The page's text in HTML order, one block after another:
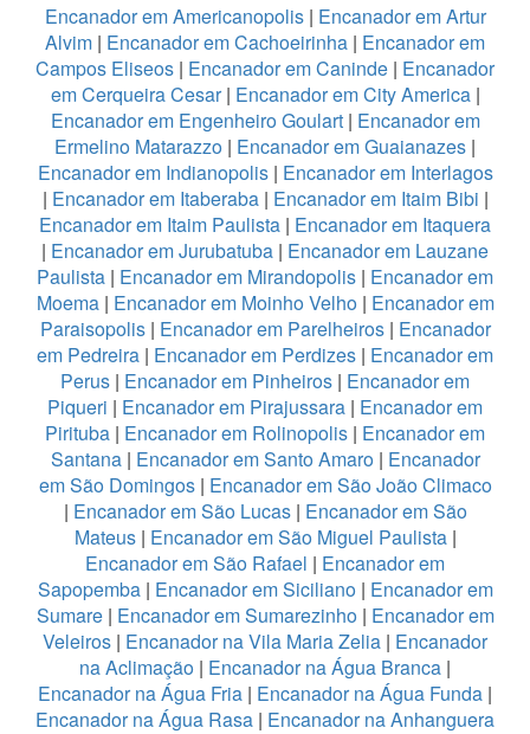
Encanador em Americanopolis | Encanador em Artur
Alvim | Encanador em Cachoeirinha | Encanador em
Campos Eliseos | Encanador em Caninde | Encanador
em Cerqueira Cesar| Encanador em City America |
Encanador em Engenheiro Goulart | Encanador em
Ermelino Matarazzo | Encanador em Guaianazes |
Encanador em Indianopolis| Encanador em Interlagos
| Encanador em Itaberaba| Encanador em Itaim Bibi |
Encanador em Itaim Paulista | Encanador em Itaquera
| Encanador em Jurubatuba | Encanador em Lauzane
Paulista | Encanador em Mirandopolis | Encanador em
Moema| Encanador em Moinho Velho | Encanador em
Paraisopolis| Encanador em Parelheiros| Encanador
em Pedreira | Encanador em Perdizes | Encanador em
Perus | Encanador em Pinheiros | Encanador em
Piqueri | Encanador em Pirajussara | Encanador em
Pirituba | Encanador em Rolinopolis | Encanador em
Santana| Encanador em Santo Amaro| Encanador
em São Domingos| Encanador em São João Climaco
| Encanador em São Lucas| Encanador em São
Mateus | Encanador em São Miguel Paulista|
Encanador em São Rafael | Encanador em
Sapopemba | Encanador em Siciliano| Encanador em
Sumare| Encanador em Sumarezinho| Encanador em
Veleiros | Encanador na Vila Maria Zelia | Encanador
na Aclimação | Encanador na Água Branca |
Encanador na Água Fria | Encanador na Água Funda |
Encanador na Água Rasa | Encanador na Anhanguera